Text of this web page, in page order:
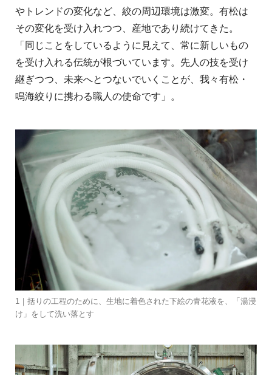
やトレンドの変化など、絞の周辺環境は激変。有松は
その変化を受け入れつつ、産地であり続けてきた。
「同じことをしているように見えて、常に新しいもの
を受け入れる伝統が根づいています。先人の技を受け
継ぎつつ、未来へとつないでいくことが、我々有松・
鳴海絞りに携わる職人の使命です」。
1｜括りの工程のために、生地に着色された下絵の青花液を、「湯浸
け」をして洗い落とす